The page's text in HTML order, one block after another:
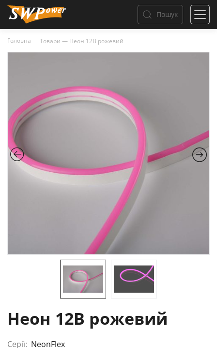
Пошук
Головна —Товари — Неон 12В рожевий
Неон 12В рожевий
Серії: NeonFlex